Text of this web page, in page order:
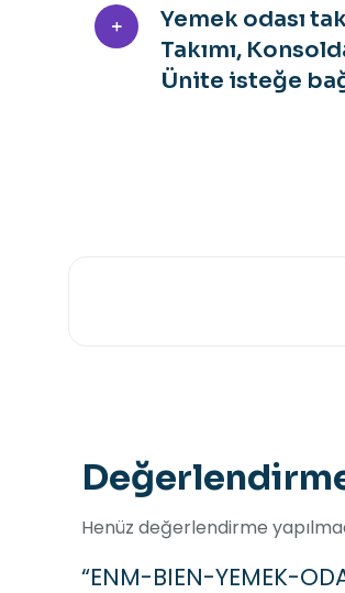
Yemek odası
Takımı,
Ünite isteğe
Henüz değerlendirme
“ENM-BIEN-YEMEK-